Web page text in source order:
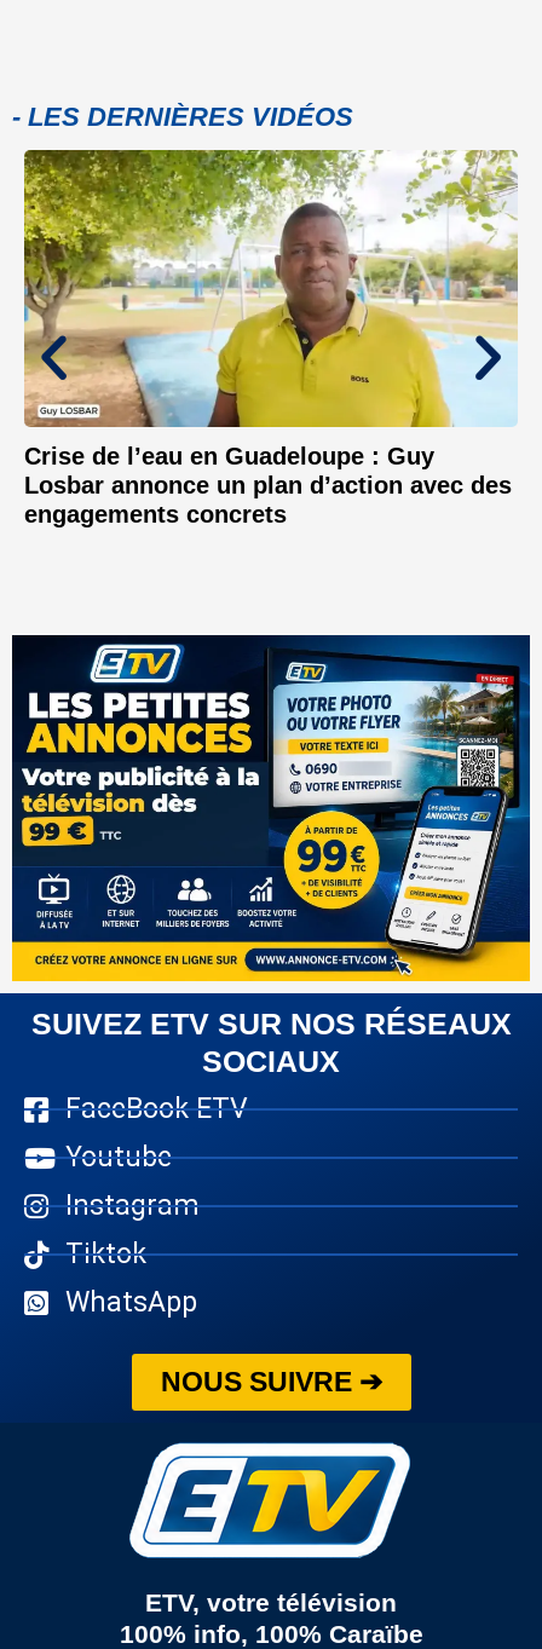
- LES DERNIÈRES VIDÉOS
Crise de l’eau en Guadeloupe : Guy
Losbar annonce un plan d’action avec des
engagements concrets
SUIVEZ ETV SUR NOS RÉSEAUX
SOCIAUX
FaceBook ETV
Youtube
Instagram
Tiktok
WhatsApp
NOUS SUIVRE ➔
ETV, votre télévision
100% info, 100% Caraïbe